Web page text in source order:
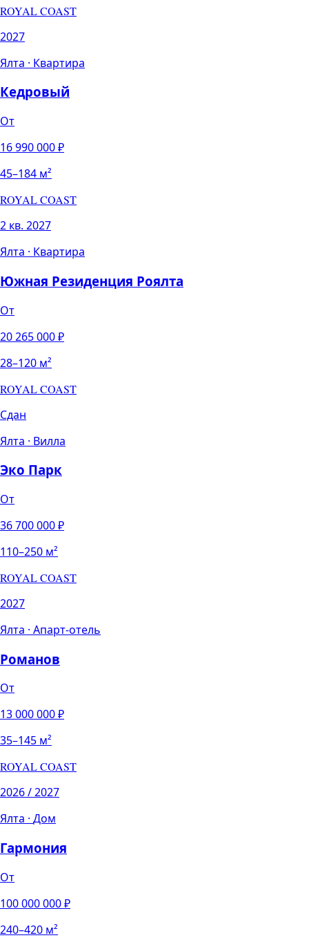
ROYAL COAST
2027
Ялта · Квартира
Кедровый
От
16 990 000₽
45–184 м²
ROYAL COAST
2 кв. 2027
Ялта · Квартира
Южная Резиденция Роялта
От
20 265 000₽
28–120 м²
ROYAL COAST
Сдан
Ялта · Вилла
Эко Парк
От
36 700 000₽
110–250 м²
ROYAL COAST
2027
Ялта · Апарт-отель
Романов
От
13 000 000₽
35–145 м²
ROYAL COAST
2026 / 2027
Ялта · Дом
Гармония
От
100 000 000₽
240–420 м²